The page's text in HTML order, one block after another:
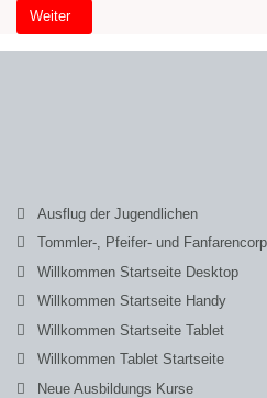
Nächster Beitrag: Willkommen
Weiter
Ausflug der Jugendlichen
Tommler-, Pfeifer- und
Willkommen Startseite Desktop
Willkommen Startseite Handy
Willkommen Startseite Tablet
Willkommen Tablet Startseite
Neue Ausbildungs Kurse